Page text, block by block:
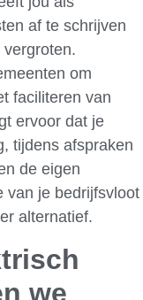
af te schrijven
om
faciliteren van
ervoor dat je
tijdens afspraken
de eigen
van je bedrijfsvloot
alternatief.
we